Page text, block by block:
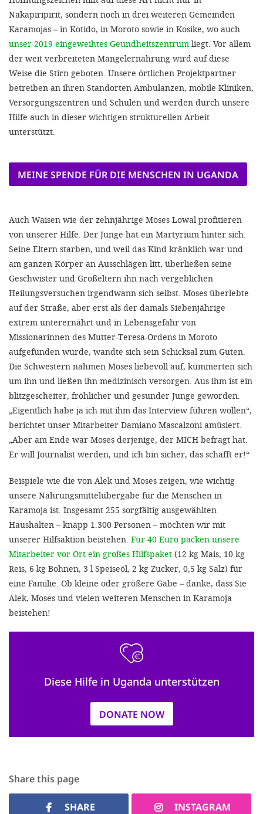
Nakapiripirit, sondern noch in drei weiteren Gemeinden
Karamojas – in Kotido, in Moroto sowie in Kosike, wo auch
unser 2019 eingeweihtes Geundheitszentrum liegt. Vor allem
der weit verbreiteten Mangelernährung wird auf diese
Weise die Stirn geboten. Unsere örtlichen Projektpartner
betreiben an ihren Standorten Ambulanzen, mobile Kliniken,
Versorgungszentren und Schulen und werden durch unsere
Hilfe auch in dieser wichtigen strukturellen Arbeit
unterstützt.
MEINE SPENDE FÜR DIE MENSCHEN IN UGANDA
Auch Waisen wie der zehnjährige Moses Lowal profitieren
von unserer Hilfe. Der Junge hat ein Martyrium hinter sich.
Seine Eltern starben, und weil das Kind kränklich war und
am ganzen Körper an Ausschlägen litt, überließen seine
Geschwister und Großeltern ihn nach vergeblichen
Heilungsversuchen irgendwann sich selbst. Moses überlebte
auf der Straße, aber erst als der damals Siebenjährige
extrem unterernährt und in Lebensgefahr von
Missionarinnen des Mutter-Teresa-Ordens in Moroto
aufgefunden wurde, wandte sich sein Schicksal zum Guten.
Die Schwestern nahmen Moses liebevoll auf, kümmerten sich
um ihn und ließen ihn medizinisch versorgen. Aus ihm ist ein
blitzgescheiter, fröhlicher und gesunder Junge geworden.
„Eigentlich habe ja ich mit ihm das Interview führen wollen“,
berichtet unser Mitarbeiter Damiano Mascalzoni amüsiert.
„Aber am Ende war Moses derjenige, der MICH befragt hat.
Er will Journalist werden, und ich bin sicher, das schafft er!“
Beispiele wie die von Alek und Moses zeigen, wie wichtig
unsere Nahrungsmittelübergabe für die Menschen in
Karamoja ist. Insgesamt 255 sorgfältig ausgewählten
Haushalten – knapp 1.300 Personen – möchten wir mit
unserer Hilfsaktion beistehen. Für 40 Euro packen unsere
Mitarbeiter vor Ort ein großes Hilfspaket (12 kg Mais, 10 kg
Reis, 6 kg Bohnen, 3 l Speiseöl, 2 kg Zucker, 0,5 kg Salz) für
eine Familie. Ob kleine oder größere Gabe – danke, dass Sie
Alek, Moses und vielen weiteren Menschen in Karamoja
beistehen!
Diese Hilfe in Uganda unterstützen
DONATE NOW
Share this page
SHARE INSTAGRAM